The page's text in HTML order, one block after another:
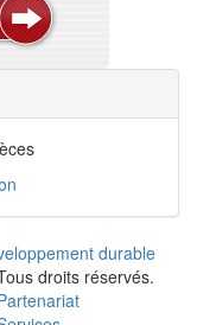
durable
droits réservés.